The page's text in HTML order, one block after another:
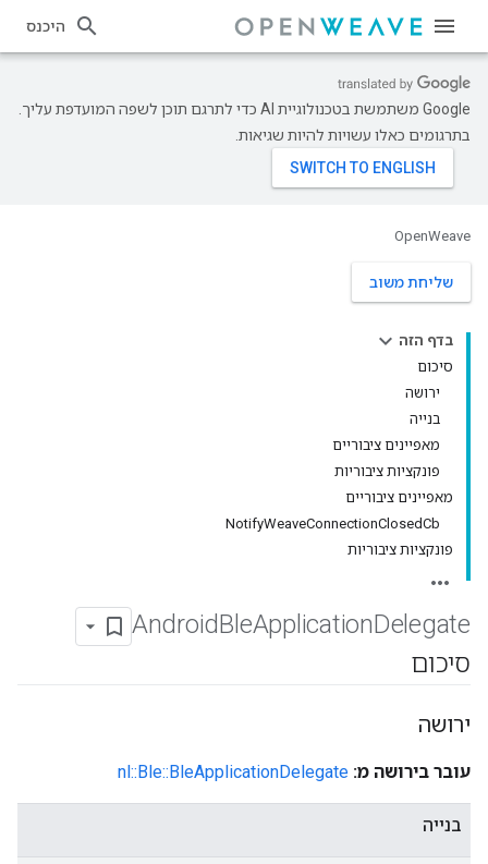
היכנס
‫Google משתמשת בטכנולוגיית AI כדי לתרגם תוכן לשפה המועדפת עליך.
בתרגומים כאלו עשויות להיות שגיאות.
OpenWeave
שליחת משוב
בדף הזה
סיכום
ירושה
בנייה
מאפיינים ציבוריים
פונקציות ציבוריות
מאפיינים ציבוריים
NotifyWeaveConnectionClosedCb
פונקציות ציבוריות
AndroidBleApplicationDelegate
סיכום
ירושה
עובר בירושה מ: nl::Ble::BleApplicationDelegate
בנייה